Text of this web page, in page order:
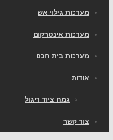
מערכות גילוי אש
מערכות אינטרקום
מערכות בית חכם
אודות
גמח ציוד ריגול
צור קשר